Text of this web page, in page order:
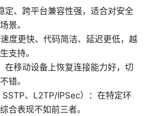
定、跨平台兼容性强，适合对安全
景。
度更快、代码简洁、延迟更低，越
支持。
在移动设备上恢复连接能力好，切
错。
SSTP、L2TP/IPSec）：在特定环
合表现不如前三者。